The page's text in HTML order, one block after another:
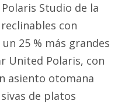
Studio de la
con
25 % más grandes
United Polaris, con
asiento otomana
de platos